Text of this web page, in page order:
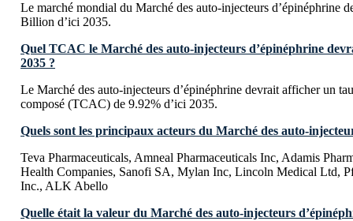
Le marché mondial du Marché des auto-injecteurs d’épinéphrine
Billion d’ici 2035.
Quel TCAC le Marché des auto-injecteurs d’épinéphrine
2035 ?
Le Marché des auto-injecteurs d’épinéphrine devrait afficher un
composé (TCAC) de 9.92% d’ici 2035.
Quels sont les principaux acteurs du Marché des auto-
Teva Pharmaceuticals, Amneal Pharmaceuticals Inc, Adamis
Health Companies, Sanofi SA, Mylan Inc, Lincoln Medical Ltd,
Inc., ALK Abello
Quelle était la valeur du Marché des auto-injecteurs